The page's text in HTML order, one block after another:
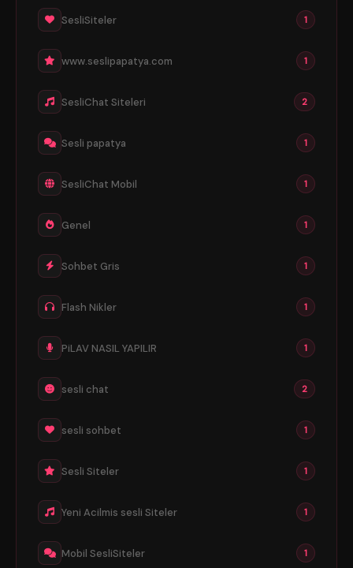
SesliSiteler 1
www.seslipapatya.com 1
SesliChat Siteleri 2
Sesli papatya 1
SesliChat Mobil 1
Genel 1
Sohbet Gris 1
Flash Nikler 1
PiLAV NASIL YAPILIR 1
sesli chat 2
sesli sohbet 1
Sesli Siteler 1
Yeni Acilmis sesli Siteler 1
Mobil SesliSiteler 1